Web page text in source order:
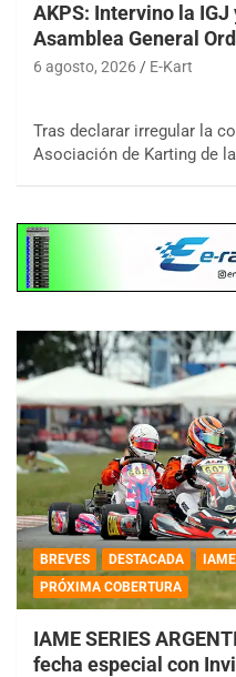
AKPS: Intervino la
Asamblea General
6 agosto, 2026 E-Kart
Tras declarar irregular la
Asociación de Karting de
BREVES DESTACADA
PRÓXIMA COBERTURA
IAME SERIES
fecha especial con